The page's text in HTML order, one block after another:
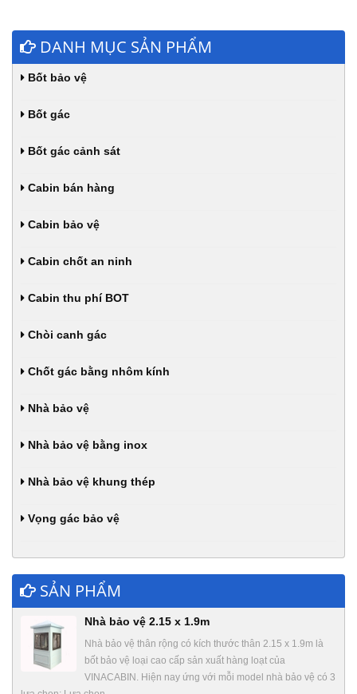
DANH MỤC SẢN PHẨM
Bốt bảo vệ
Bốt gác
Bốt gác cảnh sát
Cabin bán hàng
Cabin bảo vệ
Cabin chốt an ninh
Cabin thu phí BOT
Chòi canh gác
Chốt gác bằng nhôm kính
Nhà bảo vệ
Nhà bảo vệ bằng inox
Nhà bảo vệ khung thép
Vọng gác bảo vệ
SẢN PHẨM
Nhà bảo vệ 2.15 x 1.9m
Nhà bảo vệ thân rộng có kích thước thân 2.15 x 1.9m là
bốt bảo vệ loại cao cấp sản xuất hàng loạt của
VINACABIN. Hiện nay ứng với mỗi model nhà bảo vệ có 3